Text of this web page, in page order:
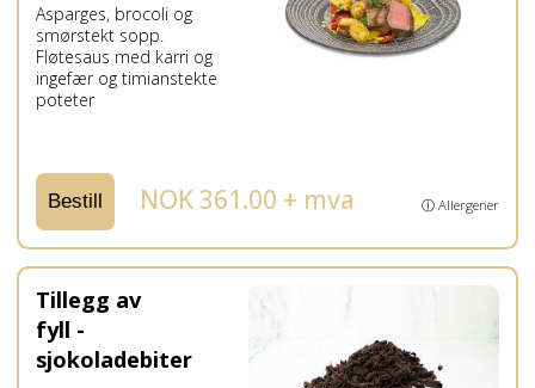
Asparges, brocoli og
smørstekt sopp.
Fløtesaus med karri og
ingefær og timianstekte
poteter
Bestill NOK 361.00 + mva ⓘ Allergener
Tillegg av
fyll -
sjokoladebiter